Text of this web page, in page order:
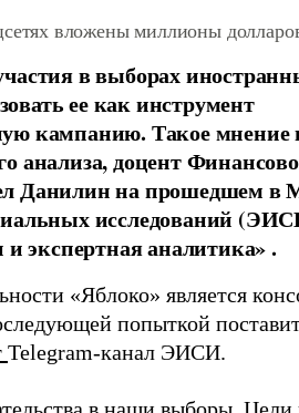
вложены миллионы
в выборах
ее как инструмент
кампанию. Такое мнение
анализа, доцент
Данилин на прошедшем в
исследований
экспертная аналитика» .
«Яблоко» является
попыткой
Telegram-канал ЭИСИ.